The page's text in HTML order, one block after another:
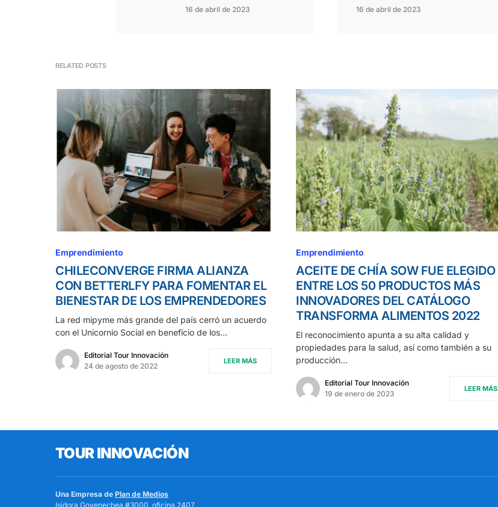
16 de abril de 2023 16 de abril de 2023
RELATED POSTS
Emprendimiento
CHILECONVERGE FIRMA ALIANZA
CON BETTERLFY PARA FOMENTAR EL
BIENESTAR DE LOS EMPRENDEDORES
La red mipyme más grande del país cerró un acuerdo
con el Unicornio Social en beneficio de los…
Editorial Tour Innovación
24 de agosto de 2022
LEER MÁS
Emprendimiento
ACEITE DE CHÍA SOW FUE ELEGIDO
ENTRE LOS 50 PRODUCTOS MÁS
INNOVADORES DEL CATÁLOGO
TRANSFORMA ALIMENTOS 2022
El reconocimiento apunta a su alta calidad y
propiedades para la salud, así como también a su
producción…
Editorial Tour Innovación
19 de enero de 2023
LEER MÁS
TOUR INNOVACIÓN
Una Empresa de Plan de Medios
Isidora Goyenechea #3000, oficina 2407